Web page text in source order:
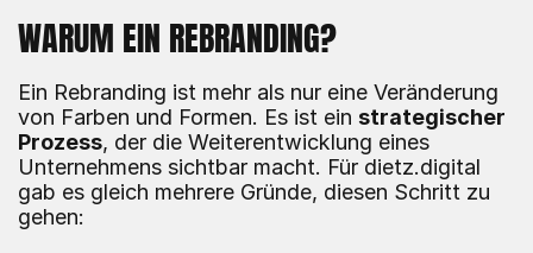
WARUM EIN REBRANDING?
Ein Rebranding ist mehr als nur eine Veränderung
von Farben und Formen. Es ist ein strategischer
Prozess, der die Weiterentwicklung eines
Unternehmens sichtbar macht. Für dietz.digital
gab es gleich mehrere Gründe, diesen Schritt zu
gehen: